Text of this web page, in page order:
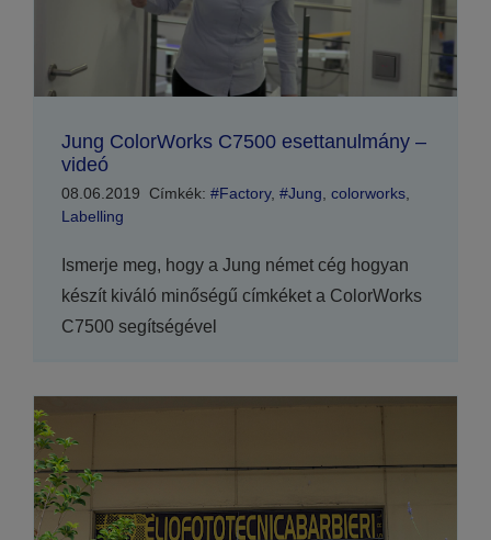
Jung ColorWorks C7500 esettanulmány –
videó
08.06.2019 Címkék: #Factory, #Jung, colorworks,
Labelling
Ismerje meg, hogy a Jung német cég hogyan
készít kiváló minőségű címkéket a ColorWorks
C7500 segítségével